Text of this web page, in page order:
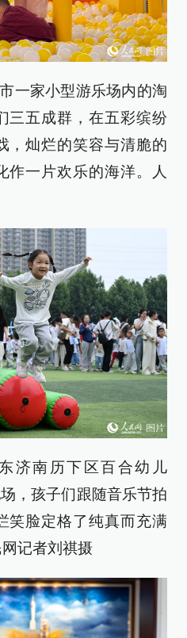
一家小型游乐场内的淘
三五成群，在五彩缤纷
，灿烂的笑容与清脆的
作一片欢乐的海洋。人
济南历下区百合幼儿
，孩子们跟随音乐节拍
笑脸定格了纯真而充满
记者刘祺摄